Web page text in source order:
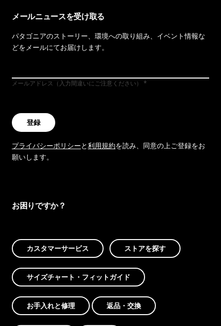
メールニュースを受け取る
パタゴニアのストーリー、環境への取り組み、イベント情報な
どをメールにてお届けします。
メールアドレス（入力間違いにご注意ください）
登録
プライバシーポリシーと利用規約を読み、同意の上ご登録をお
願いします。
お困りですか？
カスタマーサービス ストアを探す
サイズチャート・フィットガイド
お手入れと修理 返品・交換